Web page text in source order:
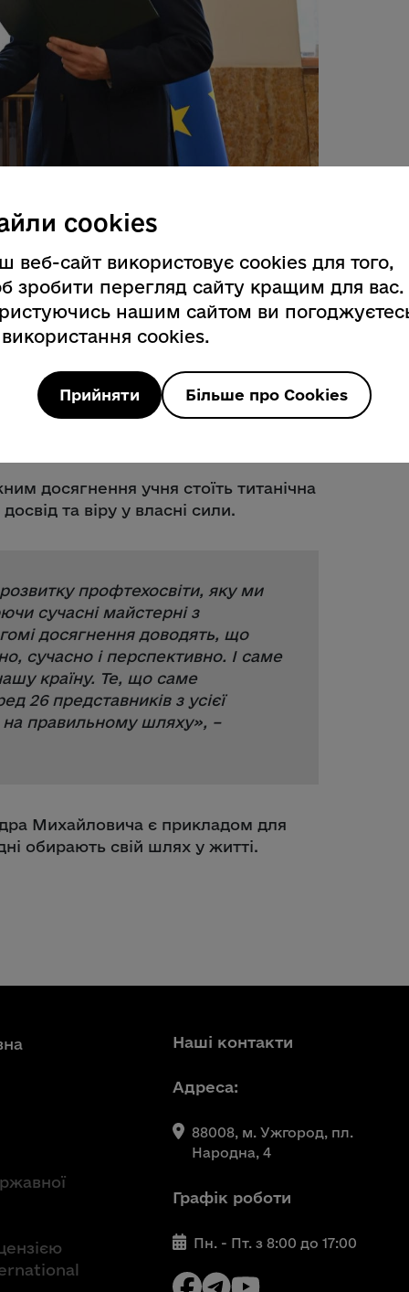
Руслан Стегура став
фахової майстерності
у Вінниці.
техніку та виборов перше місце
попереду – міжнародна арена, де
змаганнях у Чехії.
ради очільник Закарпатської
Руслана Стегуру та його
студента та майстра виробничого
почесними грамотами обласної
досягнення учня стоїть титанічна
та віру у власні сили.
профтехосвіти, яку ми
сучасні майстерні з
досягнення доводять, що
сучасно і перспективно. І саме
країну. Те, що саме
26 представників з усієї
на правильному шляху», –
Михайловича є прикладом для
обирають свій шлях у житті.
Наші контакти
Адреса:
88008, м. Ужгород, пл.
Народна, 4
Графік роботи
Пн. - Пт. з 8:00 до 17:00
cookies
веб-сайт використовує cookies для того,
зробити перегляд сайту кращим для вас.
нашим сайтом ви
cookies.
Прийняти Більше про Cookies